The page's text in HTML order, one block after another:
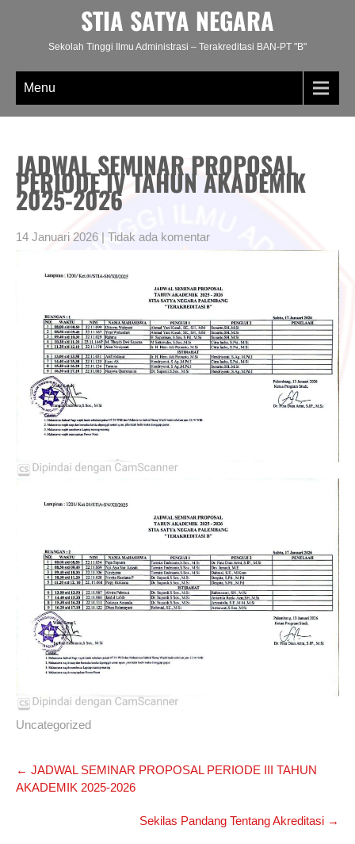
STIA SATYA NEGARA
Sekolah Tinggi Ilmu Administrasi – Terakreditasi BAN-PT "B"
Menu
JADWAL SEMINAR PROPOSAL
PERIODE IV TAHUN AKADEMIK
2025-2026
14 Januari 2026 | Tidak ada komentar
Uncategorized
Post
navigation
← JADWAL SEMINAR PROPOSAL PERIODE III TAHUN
AKADEMIK 2025-2026
Sekilas Pandang Tentang Akreditasi →